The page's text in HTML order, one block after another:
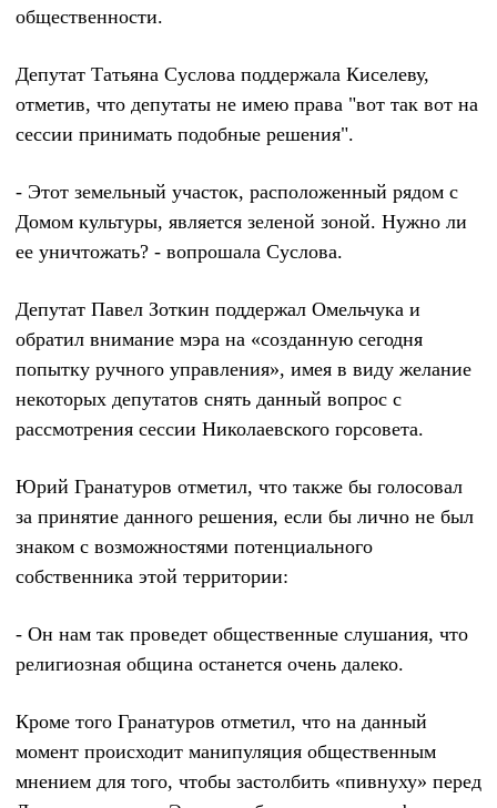
общественности.
Депутат Татьяна Суслова поддержала Киселеву,
отметив, что депутаты не имею права "вот так вот на
сессии принимать подобные решения".
- Этот земельный участок, расположенный рядом с
Домом культуры, является зеленой зоной. Нужно ли
ее уничтожать? - вопрошала Суслова.
Депутат Павел Зоткин поддержал Омельчука и
обратил внимание мэра на «созданную сегодня
попытку ручного управления», имея в виду желание
некоторых депутатов снять данный вопрос с
рассмотрения сессии Николаевского горсовета.
Юрий Гранатуров отметил, что также бы голосовал
за принятие данного решения, если бы лично не был
знаком с возможностями потенциального
собственника этой территории:
- Он нам так проведет общественные слушания, что
религиозная община останется очень далеко.
Кроме того Гранатуров отметил, что на данный
момент происходит манипуляция общественным
мнением для того, чтобы застолбить «пивнуху» перед